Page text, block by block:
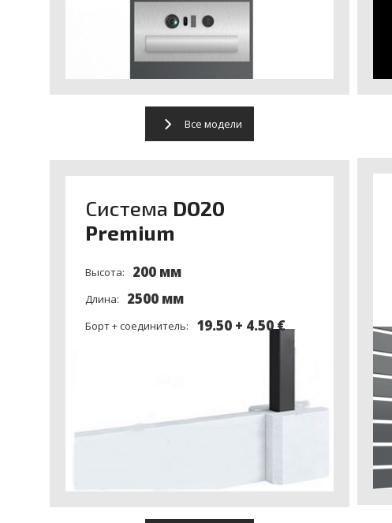
Все модели
Система DO20
Premium
Высота: 200 мм
Длина: 2500 мм
Борт + соединитель: 19.50 + 4.50 €